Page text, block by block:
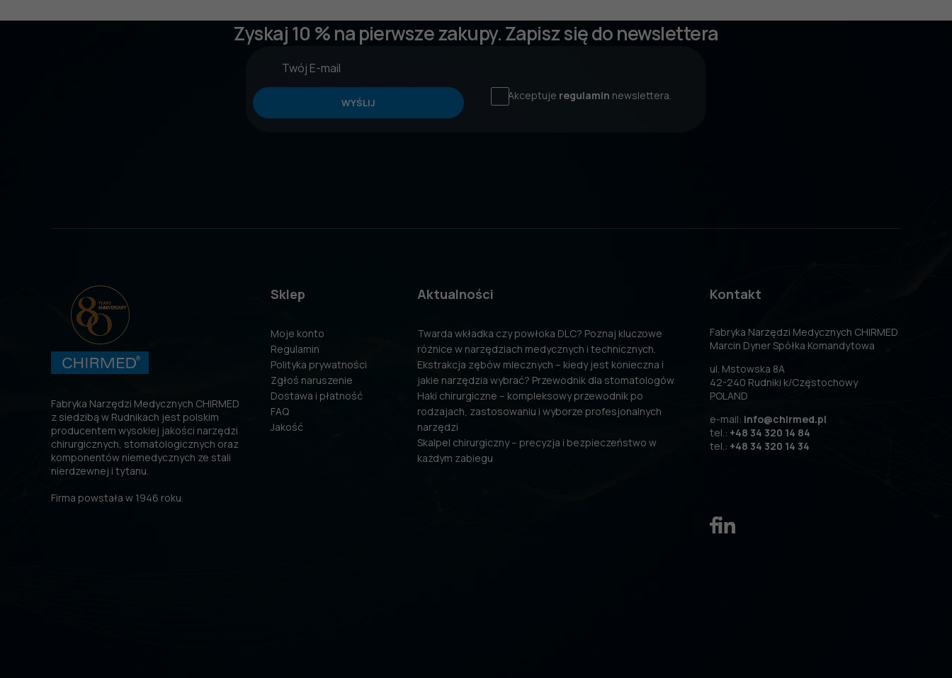
Zyskaj 10 % na pierwsze zakupy. Zapisz się do newslettera
WYŚLIJ
Akceptuje regulamin newslettera.
Fabryka Narzędzi Medycznych CHIRMED
z siedzibą w Rudnikach jest polskim
producentem wysokiej jakości narzędzi
chirurgicznych, stomatologicznych oraz
komponentów niemedycznych ze stali
nierdzewnej i tytanu.
Firma powstała w 1946 roku.
Sklep
Moje konto
Regulamin
Polityka prywatności
Zgłoś naruszenie
Dostawa i płatność
FAQ
Jakość
Aktualności
Twarda wkładka czy powłoka DLC? Poznaj kluczowe
różnice w narzędziach medycznych i technicznych.
Ekstrakcja zębów mlecznych – kiedy jest konieczna i
jakie narzędzia wybrać? Przewodnik dla stomatologów
Haki chirurgiczne – kompleksowy przewodnik po
rodzajach, zastosowaniu i wyborze profesjonalnych
narzędzi
Skalpel chirurgiczny – precyzja i bezpieczeństwo w
każdym zabiegu
Kontakt
Fabryka Narzędzi Medycznych CHIRMED
Marcin Dyner Spółka Komandytowa
ul. Mstowska 8A
42-240 Rudniki k/Częstochowy
POLAND
e-mail: info@chirmed.pl
tel.: +48 34 320 14 84
tel.: +48 34 320 14 34